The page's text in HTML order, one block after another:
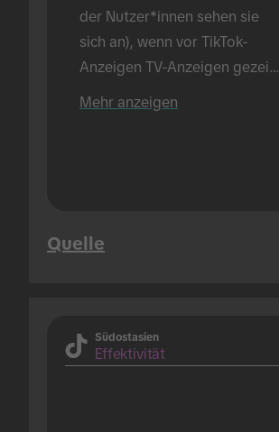
der Nutzer*innen sehen sie
sich an), wenn vor TikTok-
Anzeigen TV-Anzeigen gezeigt
Mehr anzeigen
Quelle
Südostasien
Effektivität